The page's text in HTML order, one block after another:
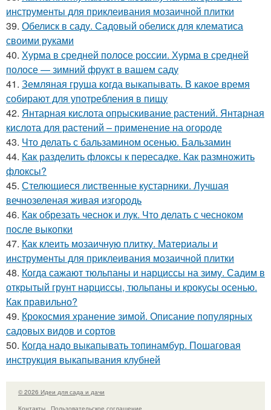
инструменты для приклеивания мозаичной плитки
39. Обелиск в саду. Садовый обелиск для клематиса
своими руками
40. Хурма в средней полосе россии. Хурма в средней
полосе — зимний фрукт в вашем саду
41. Земляная груша когда выкапывать. В какое время
собирают для употребления в пищу
42. Янтарная кислота опрыскивание растений. Янтарная
кислота для растений – применение на огороде
43. Что делать с бальзамином осенью. Бальзамин
44. Как разделить флоксы к пересадке. Как размножить
флоксы?
45. Стелющиеся лиственные кустарники. Лучшая
вечнозеленая живая изгородь
46. Как обрезать чеснок и лук. Что делать с чесноком
после выкопки
47. Как клеить мозаичную плитку. Материалы и
инструменты для приклеивания мозаичной плитки
48. Когда сажают тюльпаны и нарциссы на зиму. Садим в
открытый грунт нарциссы, тюльпаны и крокусы осенью.
Как правильно?
49. Крокосмия хранение зимой. Описание популярных
садовых видов и сортов
50. Когда надо выкапывать топинамбур. Пошаговая
инструкция выкапывания клубней
© 2026 Идеи для сада и дачи
Контакты
Пользовательское соглашение